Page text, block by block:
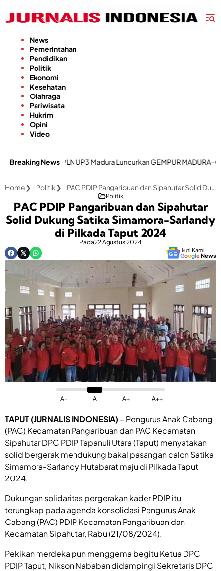
konten
News
Pemerintahan
Pendidikan
Politik
Ekonomi
Kesehatan
Olahraga
Pariwisata
Hukrim
Opini
Video
Breaking News
UP3 Madura Luncurkan GEMPUR MADURA–GESIT POLL
Home Politik PAC PDIP Pangaribuan dan Sipahutar Solid Dukung Satika Simamora-Sarlandy di Pilkada Taput 2024
Politik
PAC PDIP Pangaribuan dan Sipahutar
Solid Dukung Satika Simamora-Sarlandy
di Pilkada Taput 2024
Pada22 Agustus 2024
Ikuti Kami
GoogleNews
A- A A+ A++
TAPUT (JURNALIS INDONESIA) – Pengurus Anak Cabang
(PAC) Kecamatan Pangaribuan dan PAC Kecamatan
Sipahutar DPC PDIP Tapanuli Utara (Taput) menyatakan
solid bergerak mendukung bakal pasangan calon Satika
Simamora-Sarlandy Hutabarat maju di Pilkada Taput
2024.
Dukungan solidaritas pergerakan kader PDIP itu
terungkap pada agenda konsolidasi Pengurus Anak
Cabang (PAC) PDIP Kecamatan Pangaribuan dan
Kecamatan Sipahutar, Rabu (21/08/2024).
Pekikan merdeka pun menggema begitu Ketua DPC
PDIP Taput, Nikson Nababan didampingi Sekretaris DPC